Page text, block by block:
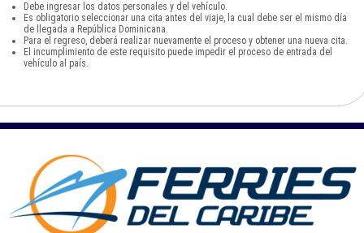
Debe ingresar los datos personales y del vehículo.
Es obligatorio seleccionar una cita antes del viaje, la cual debe ser el mismo día
de llegada a República Dominicana.
Para el regreso, deberá realizar nuevamente el proceso y obtener una nueva cita.
El incumplimiento de este requisito puede impedir el proceso de entrada del
vehículo al país.